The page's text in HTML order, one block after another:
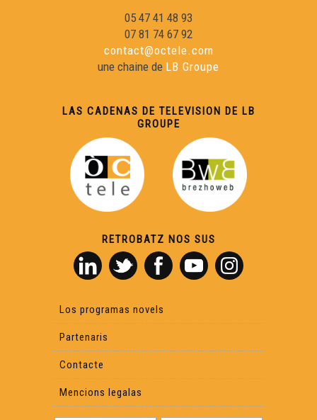
05 47 41 48 93
07 81 74 67 92
contact@octele.com
une chaine de LB Groupe
LAS CADENAS DE TELEVISION DE LB
GROUPE
RETROBATZ NOS SUS
Los programas novels
Partenaris
Contacte
Mencions legalas